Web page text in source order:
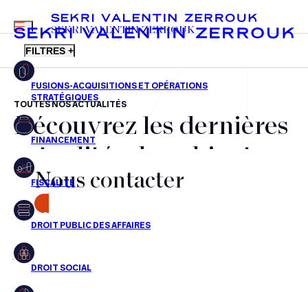
FR EN
MENU
SEKRI VALENTIN ZERROUK
FILTRES +
Fusions-acquisitions et opérations stratégiques
Financement
Fiscalité
Droit public des affaires
Droit social
TOUTES NOS ACTUALITÉS
Découvrez les dernières
actualités du cabinet,
nos récompenses et nos
transactions, jour après
jour
Nous contacter